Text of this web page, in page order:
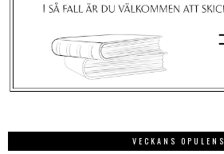
VECKANS OPULENS